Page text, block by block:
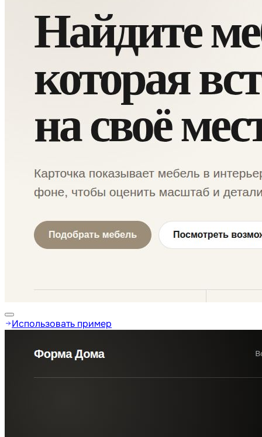
Использовать пример